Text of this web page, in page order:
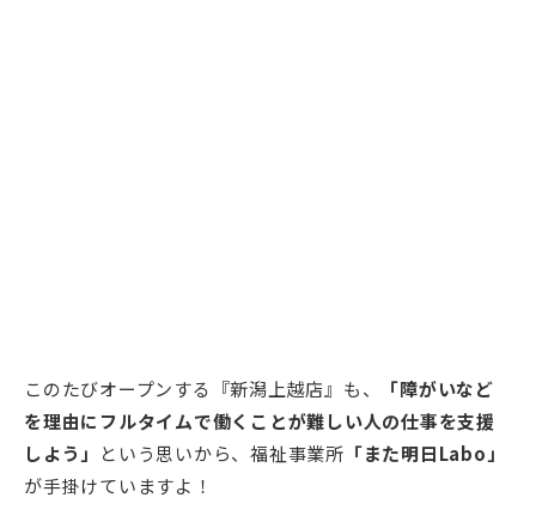
このたびオープンする『新潟上越店』も、
「障がいなど
を理由にフルタイムで働くことが難しい人の仕事を支援
しよう」
という思いから、福祉事業所 「また明日Labo」
が手掛けていますよ！